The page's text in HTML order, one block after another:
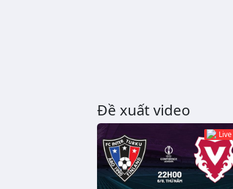
Đề xuất video
Live